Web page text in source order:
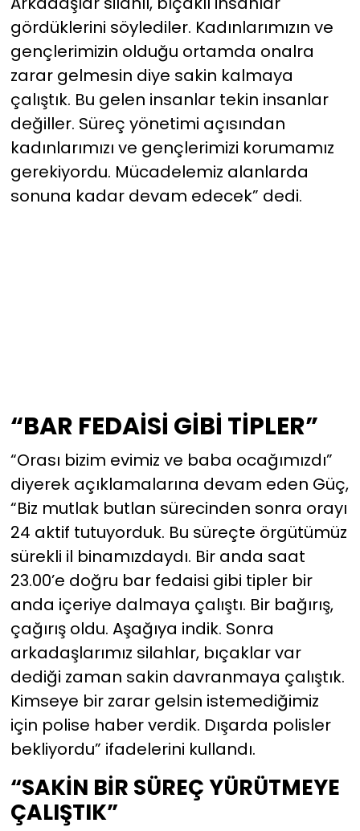
gördüklerini söylediler. Kadınlarımızın ve
gençlerimizin olduğu ortamda onalra
zarar gelmesin diye sakin kalmaya
çalıştık. Bu gelen insanlar tekin insanlar
değiller. Süreç yönetimi açısından
kadınlarımızı ve gençlerimizi korumamız
gerekiyordu. Mücadelemiz alanlarda
sonuna kadar devam edecek” dedi.
“BAR FEDAİSİ GİBİ TİPLER”
“Orası bizim evimiz ve baba ocağımızdı”
diyerek açıklamalarına devam eden Güç,
“Biz mutlak butlan sürecinden sonra orayı
24 aktif tutuyorduk. Bu süreçte örgütümüz
sürekli il binamızdaydı. Bir anda saat
23.00’e doğru bar fedaisi gibi tipler bir
anda içeriye dalmaya çalıştı. Bir bağırış,
çağırış oldu. Aşağıya indik. Sonra
arkadaşlarımız silahlar, bıçaklar var
dediği zaman sakin davranmaya çalıştık.
Kimseye bir zarar gelsin istemediğimiz
için polise haber verdik. Dışarda polisler
bekliyordu” ifadelerini kullandı.
“SAKİN BİR SÜREÇ YÜRÜTMEYE
ÇALIŞTIK”